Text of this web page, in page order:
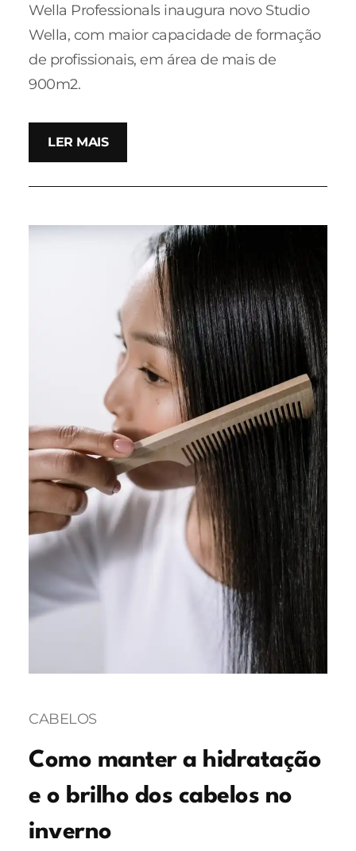
Wella Professionals inaugura novo Studio
Wella, com maior capacidade de formação
de profissionais, em área de mais de
900m2.
LER MAIS
CABELOS
Como manter a hidratação
e o brilho dos cabelos no
inverno